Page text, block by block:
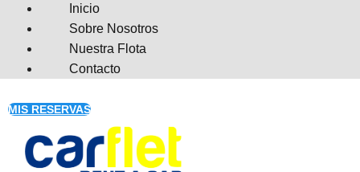
Inicio
Sobre Nosotros
Nuestra Flota
Contacto
MIS RESERVAS